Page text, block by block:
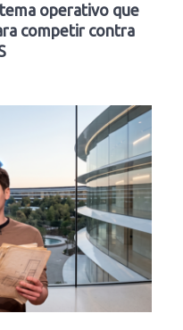
operativo que
competir contra